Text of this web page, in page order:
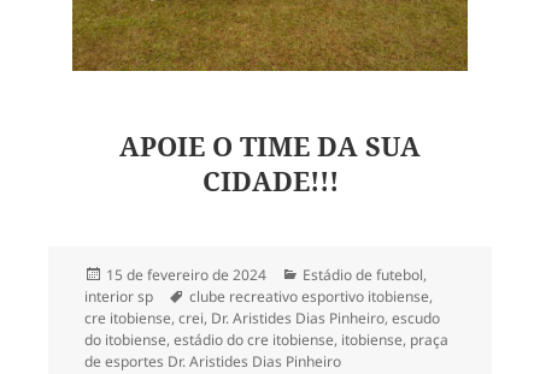
APOIE O TIME DA SUA
CIDADE!!!
Publicado
em
15 de fevereiro de 2024 Categorias
Estádio de futebol,
interior sp
Tags
clube recreativo esportivo itobiense,
cre itobiense, crei, Dr. Aristides Dias Pinheiro, escudo
do itobiense, estádio do cre itobiense, itobiense, praça
de esportes Dr. Aristides Dias Pinheiro